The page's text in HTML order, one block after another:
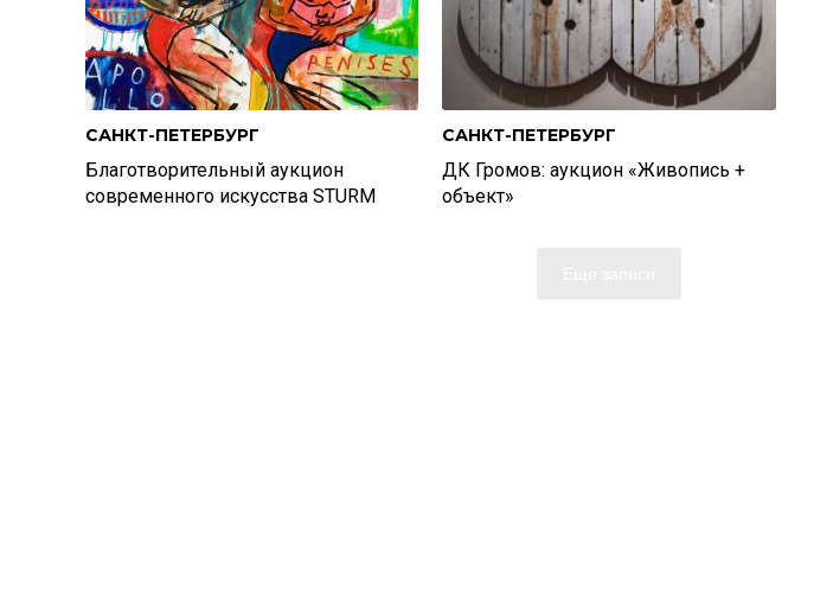
САНКТ-ПЕТЕРБУРГ
Благотворительный аукцион
современного искусства STURM
САНКТ-ПЕТЕРБУРГ
ДК Громов: аукцион «Живопись +
объект»